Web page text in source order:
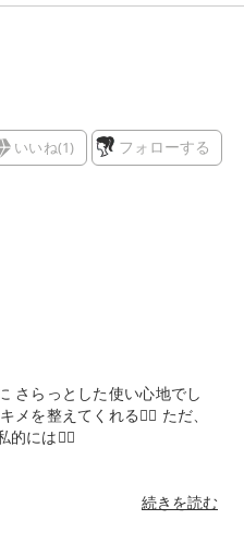
分への物足りなさも感じるこ
いいね(1) フォローする
さらっとした使い心地でし
整えてくれる🙆‍♀️ ただ、
的には🙅‍♀️
続きを読む